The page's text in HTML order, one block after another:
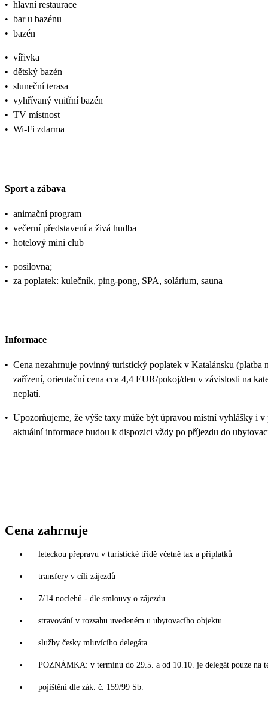
• hlavní restaurace
• bar u bazénu
• bazén
• vířivka
• dětský bazén
• sluneční terasa
• vyhřívaný vnitřní bazén
• TV místnost
• Wi-Fi zdarma
Sport a zábava
• animační program
• večerní představení a živá hudba
• hotelový mini club
• posilovna;
• za poplatek: kulečník, ping-pong, SPA, solárium, sauna
Informace
• Cena nezahrnuje povinný turistický poplatek v Katalánsku (platba
zařízení, orientační cena cca 4,4 EUR/pokoj/den v závislosti na
neplatí.
• Upozorňujeme, že výše taxy může být úpravou místní vyhlášky i
aktuální informace budou k dispozici vždy po příjezdu do
Cena zahrnuje
leteckou přepravu v turistické třídě včetně tax a příplatků
transfery v cíli zájezdů
7/14 noclehů - dle smlouvy o zájezdu
stravování v rozsahu uvedeném u ubytovacího objektu
služby česky mluvícího delegáta
POZNÁMKA: v termínu do 29.5. a od 10.10. je delegát pouze na
pojištění dle zák. č. 159/99 Sb.